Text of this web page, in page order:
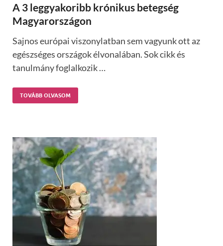
A 3 leggyakoribb krónikus betegség
Magyarországon
Sajnos európai viszonylatban sem vagyunk ott az
egészséges országok élvonalában. Sok cikk és
tanulmány foglalkozik …
TOVÁBB OLVASOM